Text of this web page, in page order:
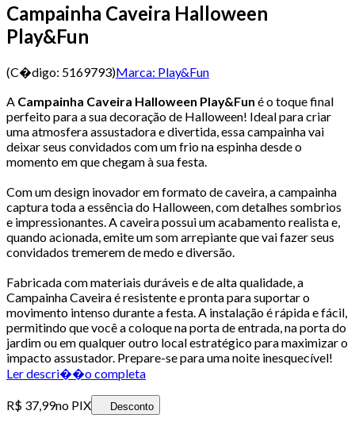
Campainha Caveira Halloween
Play&Fun
(C�digo: 5169793)Marca: Play&Fun
A Campainha Caveira Halloween Play&Fun é o toque final
perfeito para a sua decoração de Halloween! Ideal para criar
uma atmosfera assustadora e divertida, essa campainha vai
deixar seus convidados com um frio na espinha desde o
momento em que chegam à sua festa.
Com um design inovador em formato de caveira, a campainha
captura toda a essência do Halloween, com detalhes sombrios
e impressionantes. A caveira possui um acabamento realista e,
quando acionada, emite um som arrepiante que vai fazer seus
convidados tremerem de medo e diversão.
Fabricada com materiais duráveis e de alta qualidade, a
Campainha Caveira é resistente e pronta para suportar o
movimento intenso durante a festa. A instalação é rápida e fácil,
permitindo que você a coloque na porta de entrada, na porta do
jardim ou em qualquer outro local estratégico para maximizar o
impacto assustador. Prepare-se para uma noite inesquecível!
Ler descri��o completa
R$ 37,99no PIX Desconto